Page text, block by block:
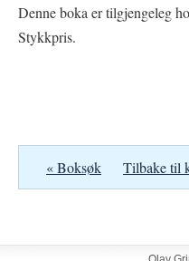
Denne boka er tilgjengeleg
Stykkpris.
« Boksøk Tilbake til